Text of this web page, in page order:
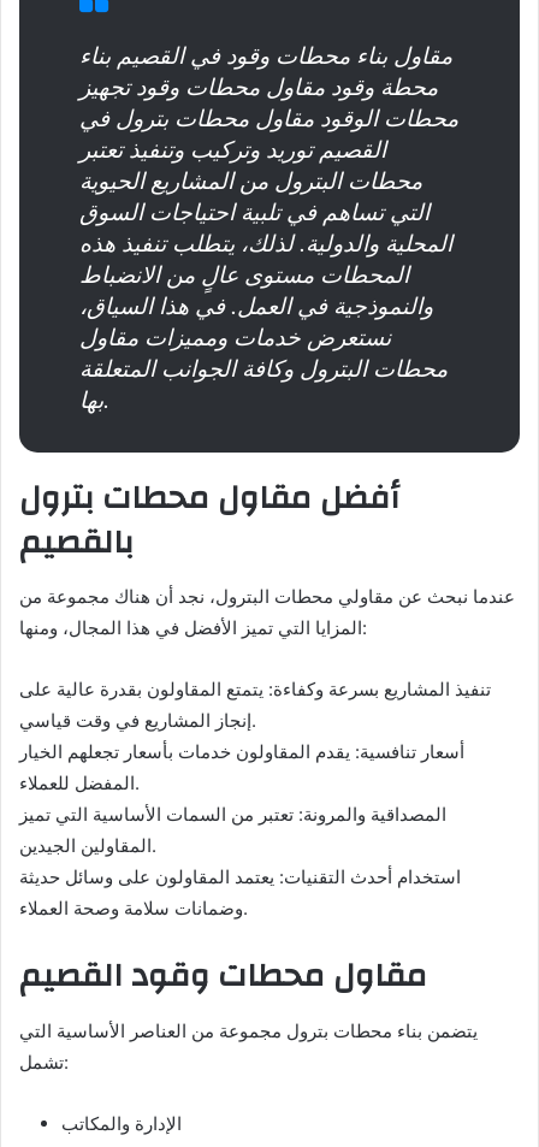
مقاول بناء محطات وقود في القصيم بناء
محطة وقود مقاول محطات وقود تجهيز
محطات الوقود مقاول محطات بترول في
القصيم توريد وتركيب وتنفيذ تعتبر
محطات البترول من المشاريع الحيوية
التي تساهم في تلبية احتياجات السوق
المحلية والدولية. لذلك، يتطلب تنفيذ هذه
المحطات مستوى عالٍ من الانضباط
والنموذجية في العمل. في هذا السياق،
نستعرض خدمات ومميزات مقاول
محطات البترول وكافة الجوانب المتعلقة
بها.
أفضل مقاول محطات بترول
بالقصيم
عندما نبحث عن مقاولي محطات البترول، نجد أن هناك مجموعة من
المزايا التي تميز الأفضل في هذا المجال، ومنها:
تنفيذ المشاريع بسرعة وكفاءة: يتمتع المقاولون بقدرة عالية على
إنجاز المشاريع في وقت قياسي.
أسعار تنافسية: يقدم المقاولون خدمات بأسعار تجعلهم الخيار
المفضل للعملاء.
المصداقية والمرونة: تعتبر من السمات الأساسية التي تميز
المقاولين الجيدين.
استخدام أحدث التقنيات: يعتمد المقاولون على وسائل حديثة
وضمانات سلامة وصحة العملاء.
مقاول محطات وقود القصيم
يتضمن بناء محطات بترول مجموعة من العناصر الأساسية التي
تشمل:
الإدارة والمكاتب